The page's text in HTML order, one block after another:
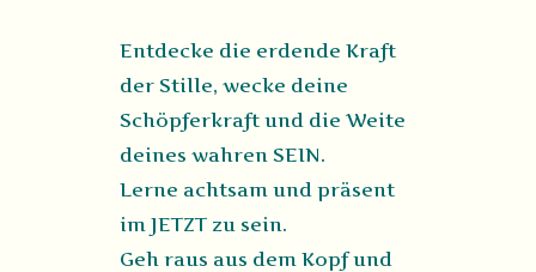
Entdecke die erdende Kraft
der Stille, wecke deine
Schöpferkraft und die Weite
deines wahren SEIN.
Lerne achtsam und präsent
im JETZT zu sein.
Geh raus aus dem Kopf und